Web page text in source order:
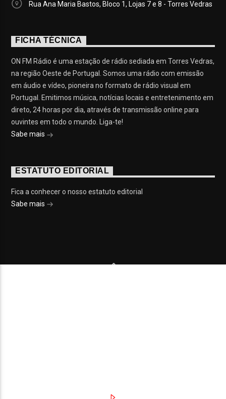
Rua Ana Maria Bastos, Bloco 1, Lojas 7 e 8 - Torres Vedras
FICHA TÉCNICA
ON FM Rádio é uma estação de rádio sediada em Torres Vedras,
na região Oeste de Portugal. Somos uma rádio com emissão
em áudio e vídeo, pioneira no formato de rádio visual em
Portugal. Emitimos música, notícias locais e entretenimento em
direto, 24 horas por dia, através de transmissão online para
ouvintes em todo o mundo. Liga-te!
Sabe mais
ESTATUTO EDITORIAL
Fica a conhecer o nosso estatuto editorial
Sabe mais